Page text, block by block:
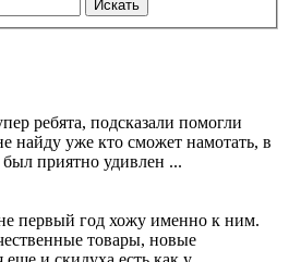
Искать
ребята, подсказали помогли
найду уже кто сможет намотать, в
приятно удивлен ...
первый год хожу именно к ним.
товары, новые